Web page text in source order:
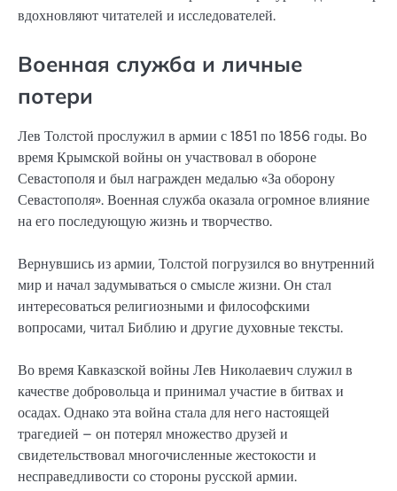
вдохновляют читателей и исследователей.
Военная служба и личные
потери
Лев Толстой прослужил в армии с 1851 по 1856 годы. Во
время Крымской войны он участвовал в обороне
Севастополя и был награжден медалью «За оборону
Севастополя». Военная служба оказала огромное влияние
на его последующую жизнь и творчество.
Вернувшись из армии, Толстой погрузился во внутренний
мир и начал задумываться о смысле жизни. Он стал
интересоваться религиозными и философскими
вопросами, читал Библию и другие духовные тексты.
Во время Кавказской войны Лев Николаевич служил в
качестве добровольца и принимал участие в битвах и
осадах. Однако эта война стала для него настоящей
трагедией – он потерял множество друзей и
свидетельствовал многочисленные жестокости и
несправедливости со стороны русской армии.